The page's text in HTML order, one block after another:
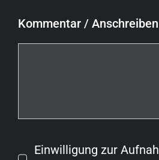
Kommentar / Anschreiben
Einwilligung zur